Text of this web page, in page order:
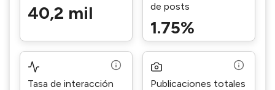
40,2 mil
de posts
1.75%
Tasa de interacción
Publicaciones totales